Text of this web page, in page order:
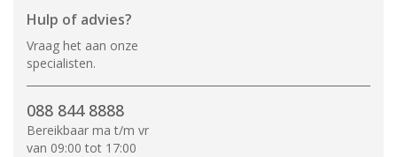
Hulp of advies?
Vraag het aan onze
specialisten.
088 844 8888
Bereikbaar ma t/m vr
van 09:00 tot 17:00